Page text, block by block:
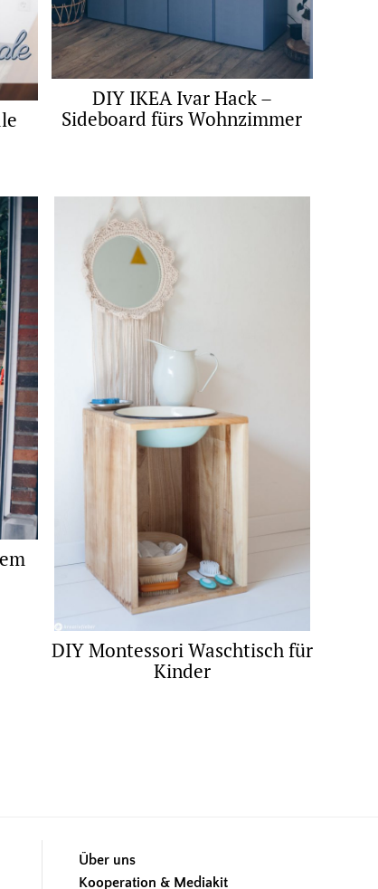
DIY IKEA Ivar Hack –
Sideboard fürs Wohnzimmer
DIY Montessori Waschtisch für
Kinder
Über uns
Kooperation & Mediakit